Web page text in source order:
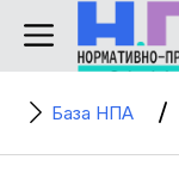
База НПА